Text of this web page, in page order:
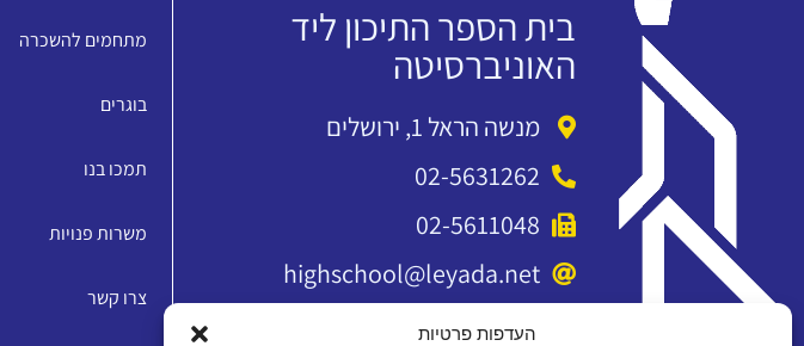
העדפות פרטיות
בית הספר התיכון ליד
האוניברסיטה
מנשה הראל 1, ירושלים
02-5631262
02-5611048
highschool@leyada.net
מתחמים להשכרה
בוגרים
תמכו בנו
משרות פנויות
צרו קשר